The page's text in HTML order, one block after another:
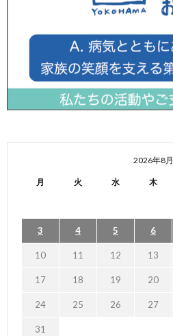
2026年8月
月 火 水 木
3 4 5 6
10 11 12 13
17 18 19 20
24 25 26 27
31